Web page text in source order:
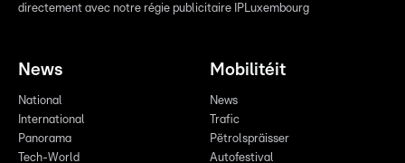
directement avec notre régie publicitaire IPLuxembourg
News
National
International
Panorama
Tech-World
Mobilitéit
News
Trafic
Pëtrolspräisser
Autofestival